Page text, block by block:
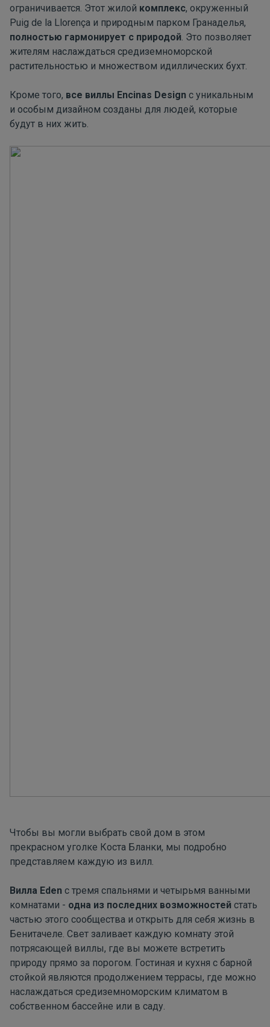
ограничивается. Этот жилой комплекс, окруженный
Puig de la Llorença и природным парком Гранаделья,
полностью гармонирует с природой. Это позволяет
жителям наслаждаться средиземноморской
растительностью и множеством идиллических бухт.
Кроме того, все виллы Encinas Design с уникальным
и особым дизайном созданы для людей, которые
будут в них жить.
Чтобы вы могли выбрать свой дом в этом
прекрасном уголке Коста Бланки, мы подробно
представляем каждую из вилл.
Вилла Eden с тремя спальнями и четырьмя ванными
комнатами - одна из последних возможностей стать
частью этого сообщества и открыть для себя жизнь в
Бенитачеле. Свет заливает каждую комнату этой
потрясающей виллы, где вы можете встретить
природу прямо за порогом. Гостиная и кухня с барной
стойкой являются продолжением террасы, где можно
наслаждаться средиземноморским климатом в
собственном бассейне или в саду.